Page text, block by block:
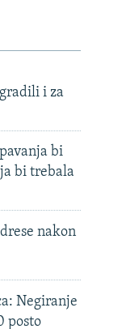
i za
bi
bi trebala
nakon
Negiranje
posto